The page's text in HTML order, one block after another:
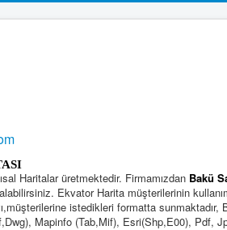
Haritalar üretmektedir. Firmamızdan Bakü
Ekvator Harita müşterilerinin
istedikleri formatta
Mapinfo (Tab,Mif), Esri(Shp,E00), Pdf,